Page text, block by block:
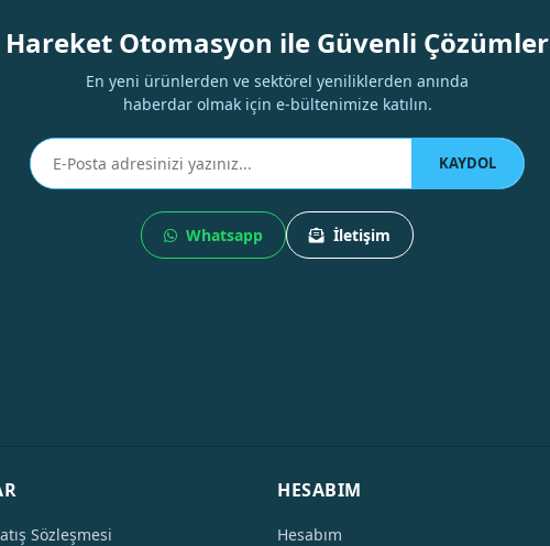
Hareket Otomasyon ile Güvenli Çözümler
En yeni ürünlerden ve sektörel yeniliklerden anında
haberdar olmak için e-bültenimize katılın.
KAYDOL
Whatsapp İletişim
Sözleşmesi
HESABIM
Hesabım